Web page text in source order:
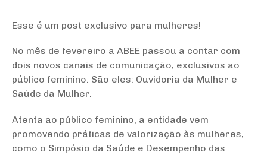
Esse é um post exclusivo para mulheres!
No mês de fevereiro a ABEE passou a contar com
dois novos canais de comunicação, exclusivos ao
público feminino. São eles: Ouvidoria da Mulher e
Saúde da Mulher.
Atenta ao público feminino, a entidade vem
promovendo práticas de valorização às mulheres,
como o Simpósio da Saúde e Desempenho das